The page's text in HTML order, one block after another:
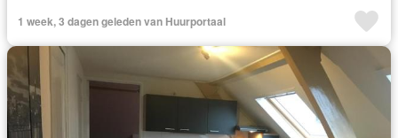
1 week, 3 dagen geleden van Huurportaal